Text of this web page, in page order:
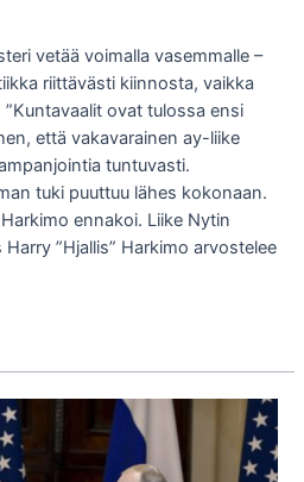
vetää voimalla vasemmalle –
riittävästi kiinnosta, vaikka
ovat tulossa ensi
että vakavarainen ay-liike
tuntuvasti.
tuki puuttuu lähes kokonaan.
ennakoi. Liike Nytin
”Hjallis” Harkimo arvostelee